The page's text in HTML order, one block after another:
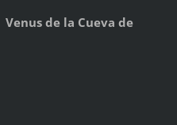
Venus de la Cueva de